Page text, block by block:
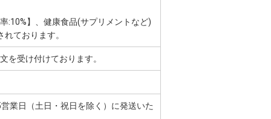
:10%】、健康食品(サプリメントなど)
ております。
を受け付けております。
業日（土日・祝日を除く）に発送いた